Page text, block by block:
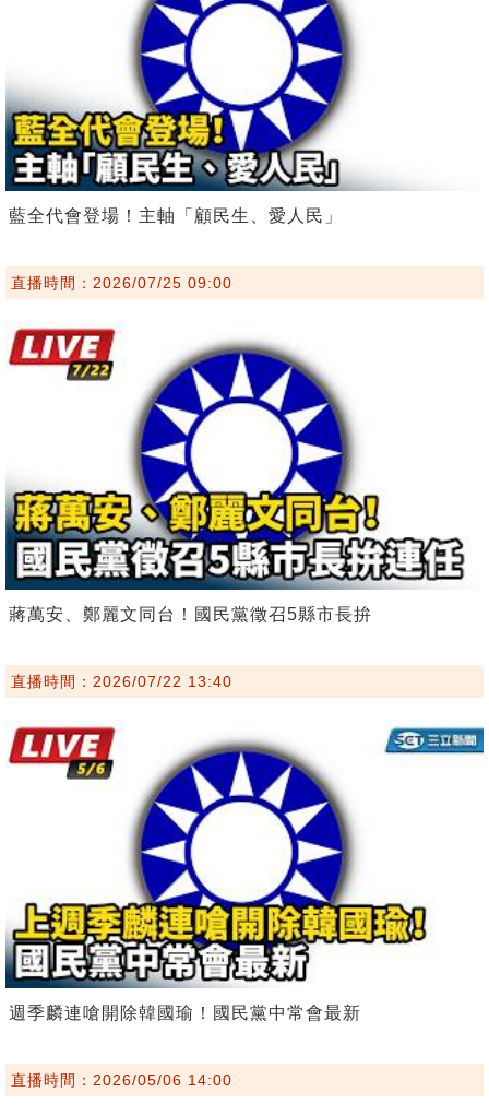
藍全代會登場！主軸「顧民生、愛人民」
直播時間：2026/07/25 09:00
蔣萬安、鄭麗文同台！國民黨徵召5縣市長拚
直播時間：2026/07/22 13:40
週季麟連嗆開除韓國瑜！國民黨中常會最新
直播時間：2026/05/06 14:00